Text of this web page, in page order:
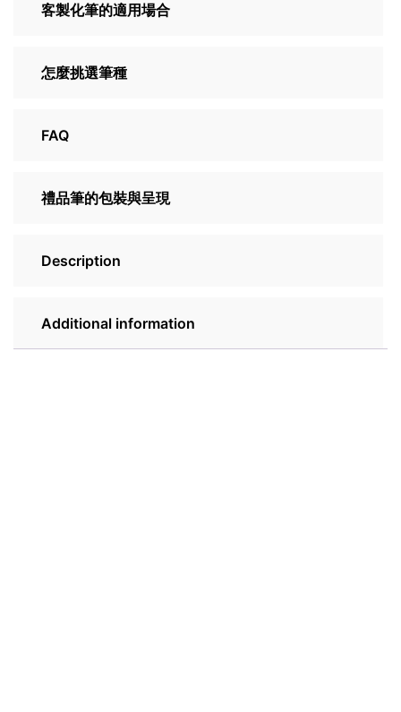
客製化筆的適用場合
怎麼挑選筆種
FAQ
禮品筆的包裝與呈現
Description
Additional information